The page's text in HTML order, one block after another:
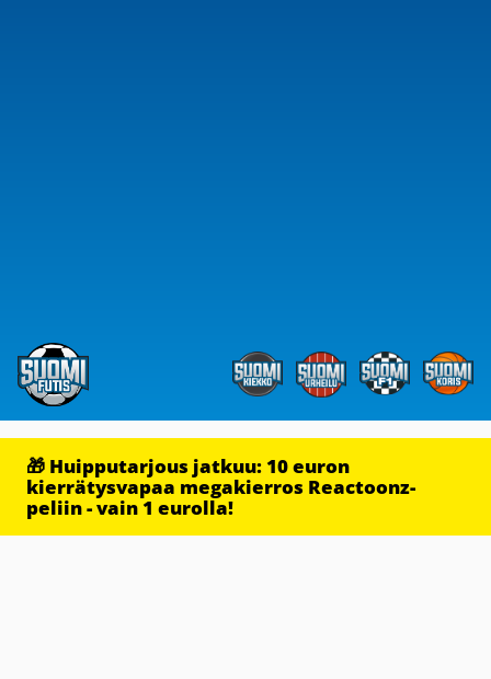
🎁 Huipputarjous jatkuu: 10 euron
kierrätysvapaa megakierros Reactoonz-
peliin - vain 1 eurolla!